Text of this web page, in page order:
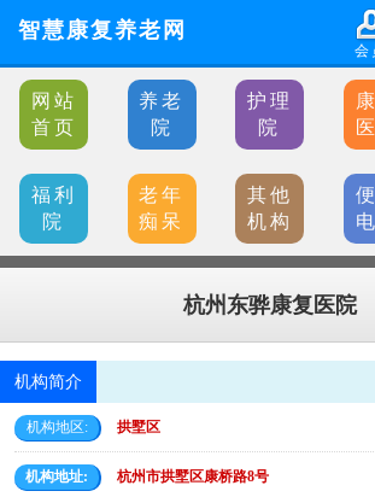
会
智慧康复养老网
网站
首页
养老
院
护理
院
福利
院
老年
痴呆
其他
机构
杭州东骅康复医院
机构简介
机构地区: 拱墅区
机构地址: 杭州市拱墅区康桥路8号